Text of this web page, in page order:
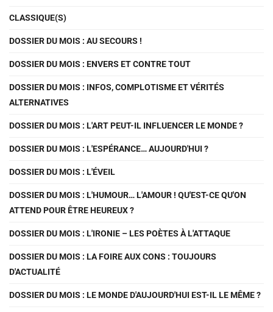
CLASSIQUE(S)
DOSSIER DU MOIS : AU SECOURS !
DOSSIER DU MOIS : ENVERS ET CONTRE TOUT
DOSSIER DU MOIS : INFOS, COMPLOTISME ET VÉRITÉS
ALTERNATIVES
DOSSIER DU MOIS : L'ART PEUT-IL INFLUENCER LE MONDE ?
DOSSIER DU MOIS : L'ESPÉRANCE… AUJOURD'HUI ?
DOSSIER DU MOIS : L'ÉVEIL
DOSSIER DU MOIS : L'HUMOUR… L'AMOUR ! QU'EST-CE QU'ON
ATTEND POUR ÊTRE HEUREUX ?
DOSSIER DU MOIS : L'IRONIE – LES POÈTES À L'ATTAQUE
DOSSIER DU MOIS : LA FOIRE AUX CONS : TOUJOURS
D'ACTUALITÉ
DOSSIER DU MOIS : LE MONDE D'AUJOURD'HUI EST-IL LE MÊME ?